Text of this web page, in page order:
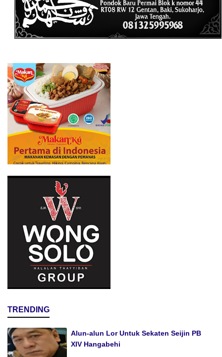
TRENDING
Alun-alun Lor Untuk Sekaten Seijin PB
XIV Hangabehi